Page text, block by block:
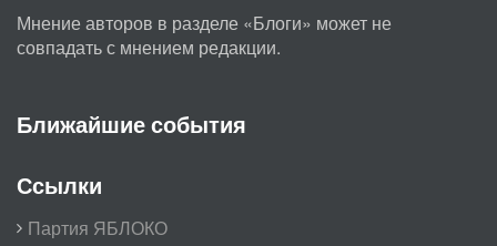
Мнение авторов в разделе «Блоги» может не
совпадать с мнением редакции.
Ближайшие события
Ссылки
Партия ЯБЛОКО